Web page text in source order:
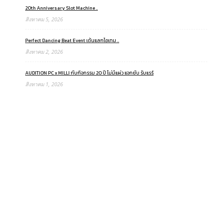
20th Anniversary Slot Machine ..
สิงหาคม 5, 2026
Perfect Dancing Beat Event เต้นแลกไอเทม ..
สิงหาคม 2, 2026
AUDITION PC x MILLI กับกิจกรรม 20 ปี ไม่มีแผ่ว แจกยับ รับแรร์
สิงหาคม 1, 2026